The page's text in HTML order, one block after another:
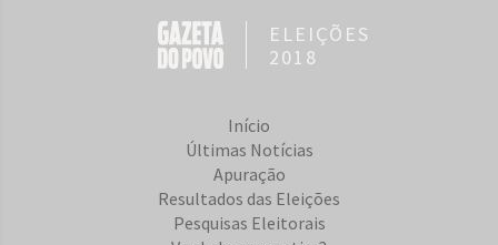
ELEIÇÕES
2018
Início
Últimas Notícias
Apuração
Resultados das Eleições
Pesquisas Eleitorais